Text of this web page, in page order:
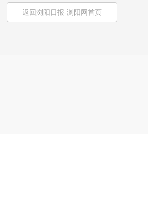
返回浏阳日报-浏阳网首页